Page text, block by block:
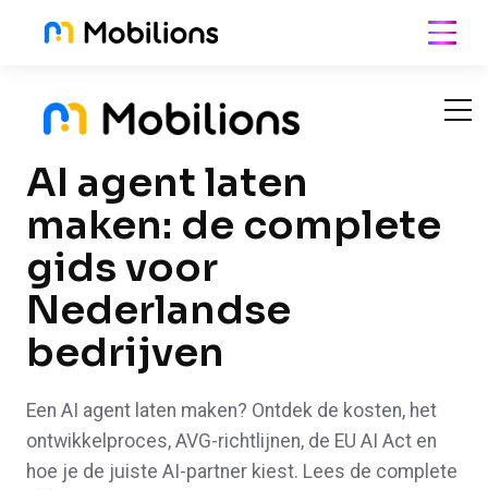
content
AI agent laten
maken: de complete
gids voor
Nederlandse
bedrijven
Een AI agent laten maken? Ontdek de kosten, het
ontwikkelproces, AVG-richtlijnen, de EU AI Act en
hoe je de juiste AI-partner kiest. Lees de complete